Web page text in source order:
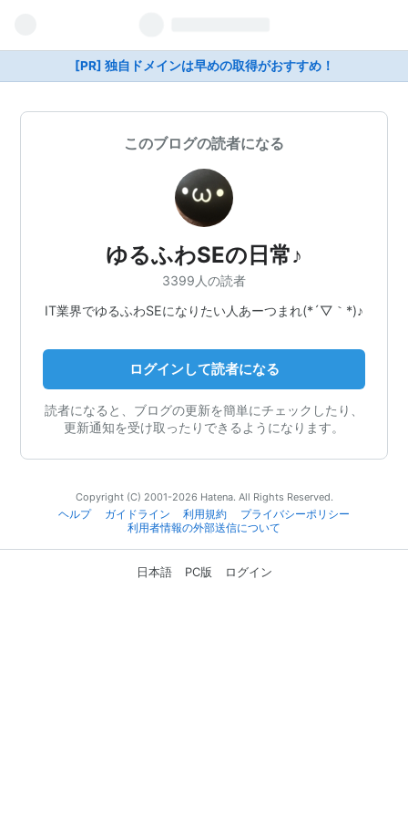
[PR] 独自ドメインは早めの取得がおすすめ！
このブログの読者になる
ゆるふわSEの日常♪
3399人の読者
IT業界でゆるふわSEになりたい人あーつまれ(*´▽｀*)♪
ログインして読者になる
読者になると、ブログの更新を簡単にチェックしたり、
更新通知を受け取ったりできるようになります。
Copyright (C) 2001-2026 Hatena. All Rights Reserved.
ヘルプ
ガイドライン 利用規約
プライバシーポリシー
利用者情報の外部送信について
日本語 PC版 ログイン